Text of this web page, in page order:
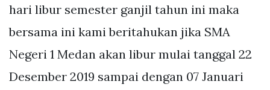
hari libur semester ganjil tahun ini maka
bersama ini kami beritahukan jika SMA
Negeri 1 Medan akan libur mulai tanggal 22
Desember 2019 sampai dengan 07 Januari